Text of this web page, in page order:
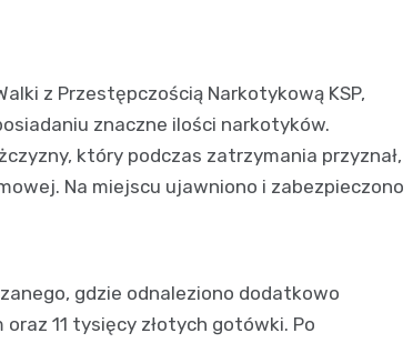
z Przestępczością Narkotykową KSP,
znaczne ilości narkotyków.
który podczas zatrzymania przyznał,
Na miejscu ujawniono i zabezpieczono
gdzie odnaleziono dodatkowo
11 tysięcy złotych gotówki. Po